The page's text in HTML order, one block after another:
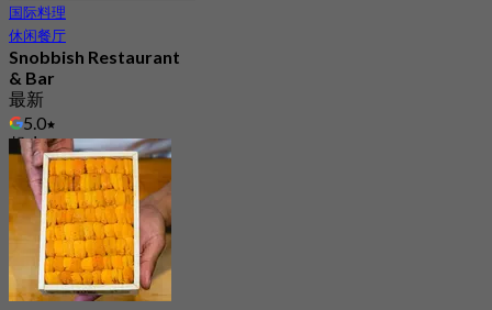
国际料理
休闲餐厅
Snobbish Restaurant
& Bar
最新
5.0
起฿ 283.33